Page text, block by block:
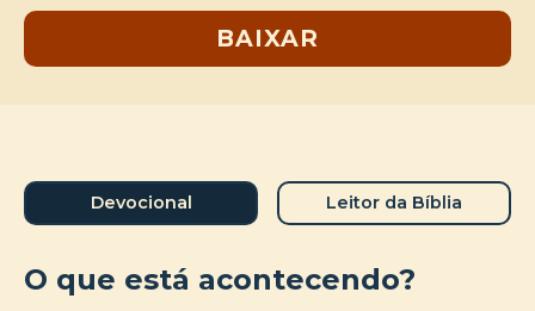
BAIXAR
Devocional Leitor da Bíblia
O que está acontecendo?